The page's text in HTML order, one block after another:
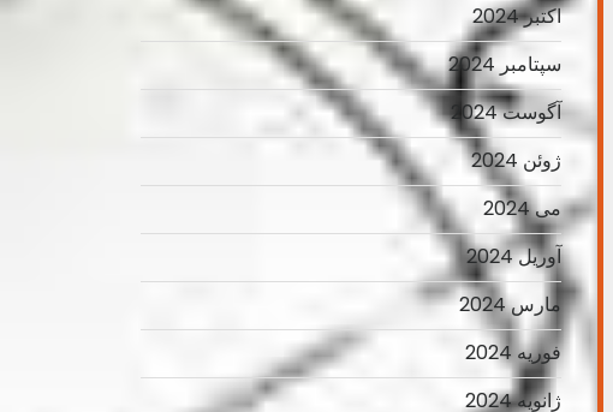
اکتبر 2024
سپتامبر 2024
آگوست 2024
ژوئن 2024
می 2024
آوریل 2024
مارس 2024
فوریه 2024
ژانویه 2024